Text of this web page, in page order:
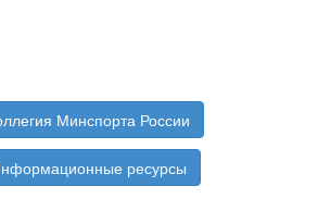
Минспорта России
ресурсы